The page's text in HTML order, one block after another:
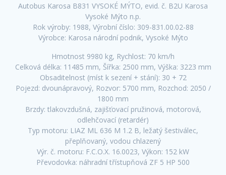
Autobus Karosa B831 VYSOKÉ MÝTO, evid. č. B2U Karosa
Vysoké Mýto n.p.
Rok výroby: 1988, Výrobní číslo: 309-831.00.02-88
Výrobce: Karosa národní podnik, Vysoké Mýto
Hmotnost 9980 kg, Rychlost: 70 km/h
Celková délka: 11485 mm, Šířka: 2500 mm, Výška: 3223 mm
Obsaditelnost (míst k sezení + stání): 30 + 72
Pojezd: dvounápravový, Rozvor: 5700 mm, Rozchod: 2050 /
1800 mm
Brzdy: tlakovzdušná, zajišťovací pružinová, motorová,
odlehčovací (retardér)
Typ motoru: LIAZ ML 636 M 1.2 B, ležatý šestiválec,
přeplňovaný, vodou chlazený
Výr. č. motoru: F.C.O.X. 16.0023, Výkon: 152 kW
Převodovka: náhradní třístupňová ZF 5 HP 500